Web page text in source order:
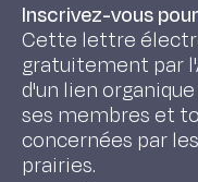
Inscrivez-vous
Cette lettre
gratuitement par
d'un lien
ses membres et
concernées par
prairies.